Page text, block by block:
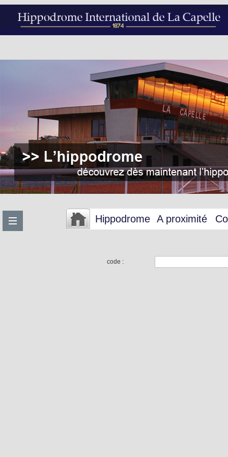
Hippodrome A proximité
code :